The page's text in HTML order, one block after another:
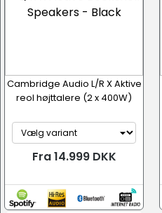
Cambridge Audio L/R X Aktive
reol højttalere (2 x 400W)
Fra 14.999 DKK